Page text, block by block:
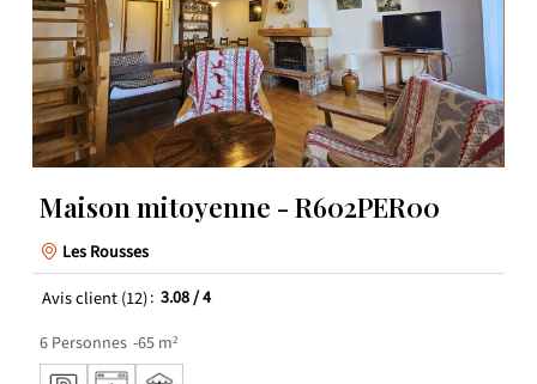
Maison mitoyenne - R602PER00
Les Rousses
Avis client(12) 3.08/ 4
6 Personnes 65 m²